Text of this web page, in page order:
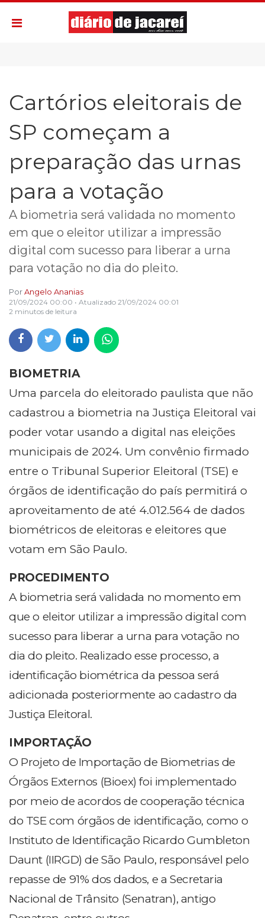
Cartórios eleitorais de
SP começam a
preparação das urnas
para a votação
A biometria será validada no momento
em que o eleitor utilizar a impressão
digital com sucesso para liberar a urna
para votação no dia do pleito.
PorAngelo Ananias
21/09/2024 00:00 • Atualizado 21/09/2024 00:01
2 minutos de leitura
BIOMETRIA
Uma parcela do eleitorado paulista que não
cadastrou a biometria na Justiça Eleitoral vai
poder votar usando a digital nas eleições
municipais de 2024. Um convênio firmado
entre o Tribunal Superior Eleitoral (TSE) e
órgãos de identificação do país permitirá o
aproveitamento de até 4.012.564 de dados
biométricos de eleitoras e eleitores que
votam em São Paulo.
PROCEDIMENTO
A biometria será validada no momento em
que o eleitor utilizar a impressão digital com
sucesso para liberar a urna para votação no
dia do pleito. Realizado esse processo, a
identificação biométrica da pessoa será
adicionada posteriormente ao cadastro da
Justiça Eleitoral.
IMPORTAÇÃO
O Projeto de Importação de Biometrias de
Órgãos Externos (Bioex) foi implementado
por meio de acordos de cooperação técnica
do TSE com órgãos de identificação, como o
Instituto de Identificação Ricardo Gumbleton
Daunt (IIRGD) de São Paulo, responsável pelo
repasse de 91% dos dados, e a Secretaria
Nacional de Trânsito (Senatran), antigo